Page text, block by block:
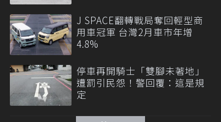
J SPACE翻轉戰局奪回輕型商
用車冠軍 台灣2月車市年增
4.8%
停車再開騎士「雙腳未著地」
遭罰引民怨！警回覆：這是規
定